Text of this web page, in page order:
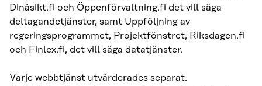
Dinåsikt.fi och Öppenförvaltning.fi det vill säga
deltagandetjänster, samt Uppföljning av
regeringsprogrammet, Projektfönstret, Riksdagen.fi
och Finlex.fi, det vill säga datatjänster.
Varje webbtjänst utvärderades separat.